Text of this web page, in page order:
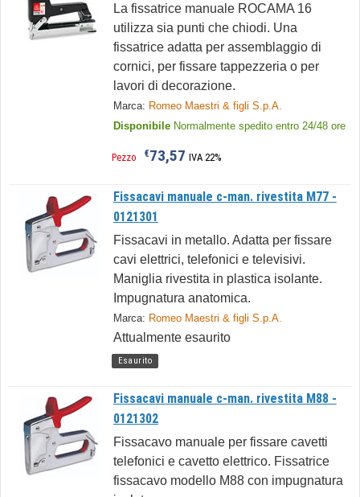
La fissatrice manuale ROCAMA 16
utilizza sia punti che chiodi. Una
fissatrice adatta per assemblaggio di
cornici, per fissare tappezzeria o per
lavori di decorazione.
Marca: Romeo Maestri & figli S.p.A.
Disponibile Normalmente spedito entro 24/48 ore
Pezzo €73,57 IVA 22%
Fissacavi manuale c-man. rivestita M77 -
0121301
Fissacavi in metallo. Adatta per fissare
cavi elettrici, telefonici e televisivi.
Maniglia rivestita in plastica isolante.
Impugnatura anatomica.
Marca: Romeo Maestri & figli S.p.A.
Attualmente esaurito
Esaurito
Fissacavi manuale c-man. rivestita M88 -
0121302
Fissacavo manuale per fissare cavetti
telefonici e cavetto elettrico. Fissatrice
fissacavo modello M88 con impugnatura